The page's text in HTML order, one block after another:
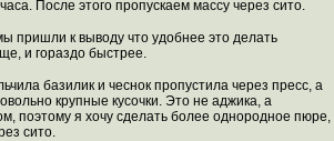
После этого пропускаем массу через сито.
пришли к выводу что удобнее это делать
и гораздо быстрее.
базилик и чеснок пропустила через пресс, а
крупные кусочки. Это не аджика, а
поэтому я хочу сделать более однородное пюре,
сито.